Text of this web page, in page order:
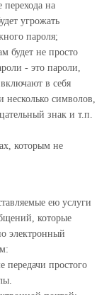
на
угрожать
пароля;
будет не просто
- это пароли,
в себя
символов,
знак и т.п.
которым не
ею услуги
которые
электронный
передачи простого